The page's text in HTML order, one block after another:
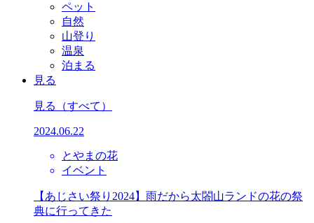
ペット
自然
山登り
温泉
泊まる
見る
見る （すべて）
2024.06.22
とやまの花
イベント
【あじさい祭り2024】雨だから太閤山ランドの花の祭
典に行ってきた